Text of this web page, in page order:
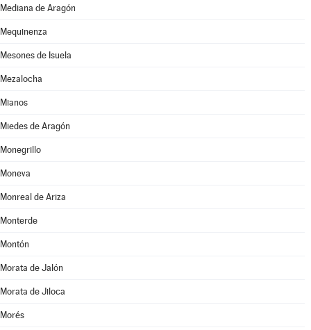
Mediana de Aragón
Mequinenza
Mesones de Isuela
Mezalocha
Mianos
Miedes de Aragón
Monegrillo
Moneva
Monreal de Ariza
Monterde
Montón
Morata de Jalón
Morata de Jiloca
Morés